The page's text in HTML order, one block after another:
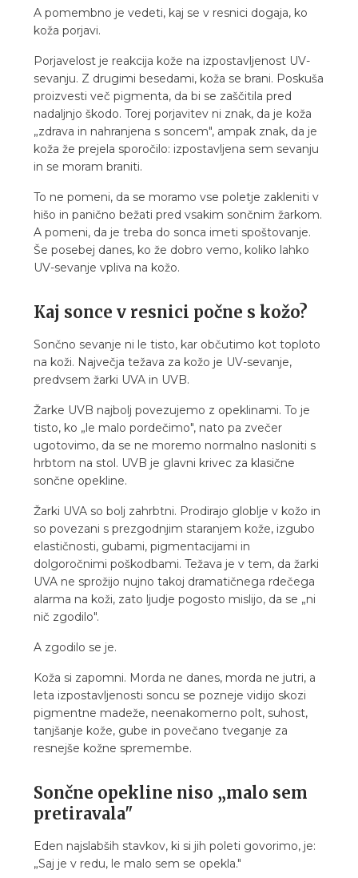
A pomembno je vedeti, kaj se v resnici dogaja, ko
koža porjavi.
Porjavelost je reakcija kože na izpostavljenost UV-
sevanju. Z drugimi besedami, koža se brani. Poskuša
proizvesti več pigmenta, da bi se zaščitila pred
nadaljnjo škodo. Torej porjavitev ni znak, da je koža
„zdrava in nahranjena s soncem", ampak znak, da je
koža že prejela sporočilo: izpostavljena sem sevanju
in se moram braniti.
To ne pomeni, da se moramo vse poletje zakleniti v
hišo in panično bežati pred vsakim sončnim žarkom.
A pomeni, da je treba do sonca imeti spoštovanje.
Še posebej danes, ko že dobro vemo, koliko lahko
UV-sevanje vpliva na kožo.
Kaj sonce v resnici počne s kožo?
Sončno sevanje ni le tisto, kar občutimo kot toploto
na koži. Največja težava za kožo je UV-sevanje,
predvsem žarki UVA in UVB.
Žarke UVB najbolj povezujemo z opeklinami. To je
tisto, ko „le malo pordečimo", nato pa zvečer
ugotovimo, da se ne moremo normalno nasloniti s
hrbtom na stol. UVB je glavni krivec za klasične
sončne opekline.
Žarki UVA so bolj zahrbtni. Prodirajo globlje v kožo in
so povezani s prezgodnjim staranjem kože, izgubo
elastičnosti, gubami, pigmentacijami in
dolgoročnimi poškodbami. Težava je v tem, da žarki
UVA ne sprožijo nujno takoj dramatičnega rdečega
alarma na koži, zato ljudje pogosto mislijo, da se „ni
nič zgodilo".
A zgodilo se je.
Koža si zapomni. Morda ne danes, morda ne jutri, a
leta izpostavljenosti soncu se pozneje vidijo skozi
pigmentne madeže, neenakomerno polt, suhost,
tanjšanje kože, gube in povečano tveganje za
resnejše kožne spremembe.
Sončne opekline niso „malo sem
pretiravala"
Eden najslabših stavkov, ki si jih poleti govorimo, je:
„Saj je v redu, le malo sem se opekla."